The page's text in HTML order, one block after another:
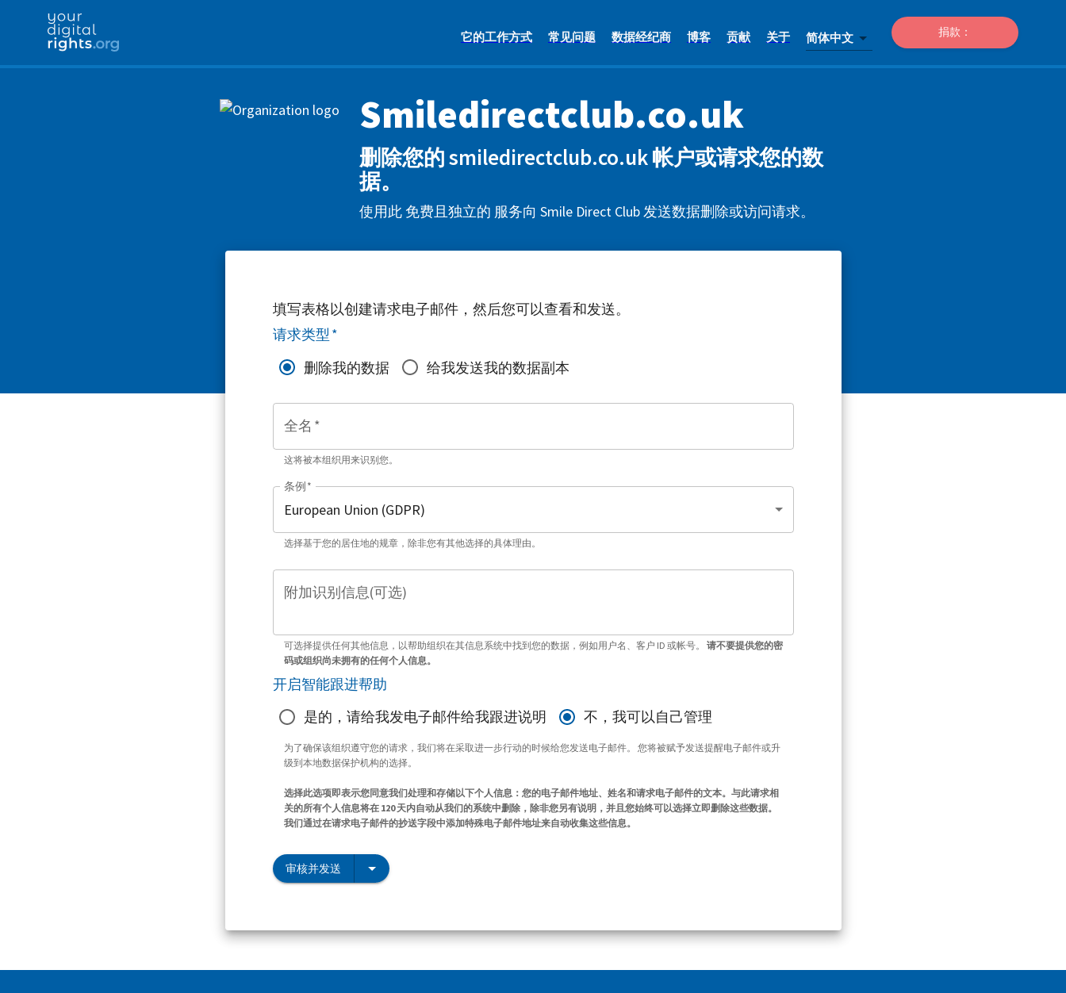
它的工作方式 常见问题 数据经纪商 博客 贡献 关于 简体中文 捐款：
Smiledirectclub.co.uk
删除您的 smiledirectclub.co.uk 帐户或请求您的数
据。
使用此 免费且独立的 服务向 Smile Direct Club 发送数据删除或访问请求。
填写表格以创建请求电子邮件，然后您可以查看和发送。
请求类型 *
删除我的数据
给我发送我的数据副本
全名 *
这将被本组织用来识别您。
条例 *
选择基于您的居住地的规章，除非您有其他选择的具体理由。
附加识别信息(可选)
可选择提供任何其他信息，以帮助组织在其信息系统中找到您的数据，例如用户名、客户 ID 或帐号。 请不要提供您的密
码或组织尚未拥有的任何个人信息。
开启智能跟进帮助
是的，请给我发电子邮件给我跟进说明
不，我可以自己管理
为了确保该组织遵守您的请求，我们将在采取进一步行动的时候给您发送电子邮件。 您将被赋予发送提醒电子邮件或升
级到本地数据保护机构的选择。
选择此选项即表示您同意我们处理和存储以下个人信息：您的电子邮件地址、姓名和请求电子邮件的文本。与此请求相
关的所有个人信息将在 120 天内自动从我们的系统中删除，除非您另有说明，并且您始终可以选择立即删除这些数据。
我们通过在请求电子邮件的抄送字段中添加特殊电子邮件地址来自动收集这些信息。
审核并发送